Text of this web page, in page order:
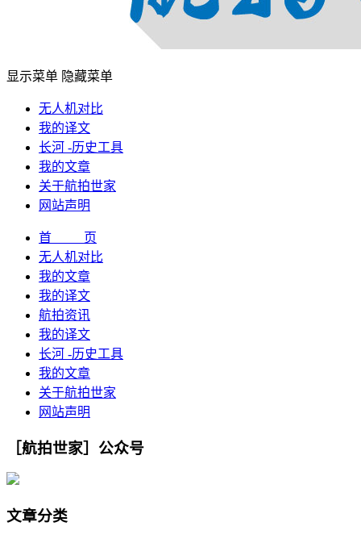
显示菜单 隐藏菜单
无人机对比
我的译文
长河 -历史工具
我的文章
关于航拍世家
网站声明
首 页
无人机对比
我的文章
我的译文
航拍资讯
我的译文
长河 -历史工具
我的文章
关于航拍世家
网站声明
［航拍世家］公众号
文章分类